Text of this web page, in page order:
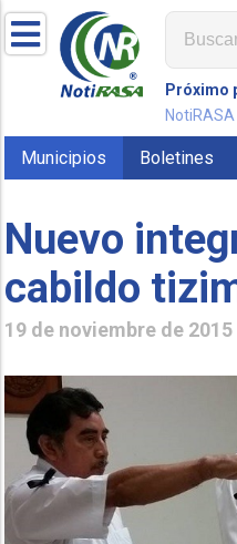
Próximo
Municipios Boletines
Nuevo
cabildo
19 de noviembre de 2015